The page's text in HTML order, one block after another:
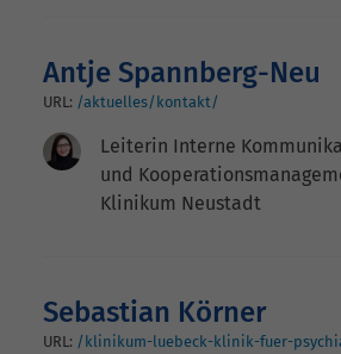
Antje Spannberg-Neu
URL: /aktuelles/kontakt/
Leiterin Interne
und
Klinikum Neustadt
Sebastian Körner
URL: /klinikum-luebeck-klinik-fuer-